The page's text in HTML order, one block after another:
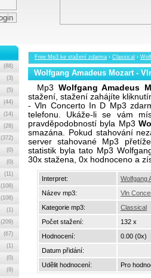
Free Mp3 ke stažení zdarma › Classical ›
Wolfgang Amadeus Mozart -
Mp3 Wolfgang Amadeus
stažení, stažení zahájíte
- Vln Concerto In D Mp3
telefonu. Ukáže-li se vám
pravděpodobností byla Mp3
smazána. Pokud stahování
server stahované Mp3
statistik byla tato Mp3
30x stažena, 0x hodnoceno a
Interpret:
Wolfgang
Název mp3:
Vln
Kategorie mp3:
Classical
Počet stažení:
132 x
Hodnocení:
0.00 (0x)
Datum přidání:
Udělit hodnocení:
Pro
(88)
(3)
(5)
(44)
(14)
(28)
(372)
(0)
(0)
(11)
(108)
(108)
(1)
(209)
(67)
(1)
(0)
(9)